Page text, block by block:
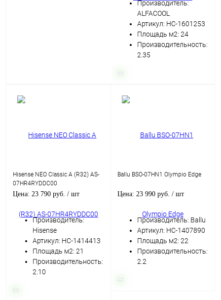
Производитель:
ALFACOOL
Артикул: НС-1601253
Площадь м2: 24
Производительность:
2.35
Hisense NEO Classic A (R32) AS-
07HR4RYDDC00
Цена: 23 790 руб. / шт
Производитель:
Hisense
Артикул: НС-1414413
Площадь м2: 21
Производительность:
2.10
Ballu BSO-07HN1 Olympio Edge
Цена: 23 990 руб. / шт
Производитель: Ballu
Артикул: НС-1407890
Площадь м2: 22
Производительность:
2.2